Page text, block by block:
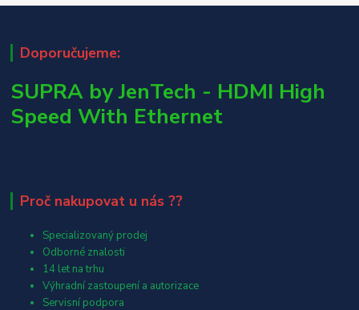
Doporučujeme:
SUPRA by JenTech - HDMI High
Speed With Ethernet
Proč nakupovat u nás ??
Specializovaný prodej
Odborné znalosti
14 let na trhu
Výhradní zastoupení a autorizace
Servisní podpora